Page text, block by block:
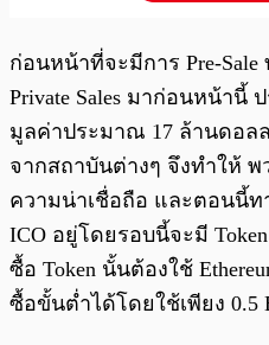
ก่อนหน้าที่จะมีการ Pre-Sale
Private Sales มาก่อนหน้านี้
มูลค่าประมาณ 17 ล้านดอล
จากสถาบันต่างๆ จึงทำให้ พ
ความน่าเชื่อถือ และตอนนี้ทา
ICO อยู่โดยรอบนี้จะมี
ซื้อ Token นั้นต้องใช้
ซื้อขั้นต่ำได้โดยใช้เพียง 0.5